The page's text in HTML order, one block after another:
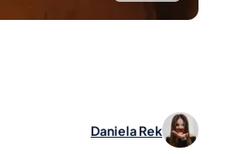
Daniela Rek